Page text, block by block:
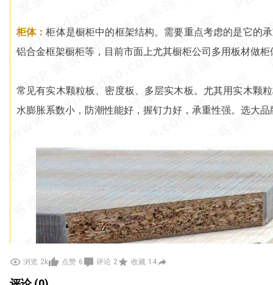
柜体：柜体是橱柜中的框架结构。需要重点考虑的是它的
铝合金框架橱柜等，目前市面上尤其橱柜公司多用板材做柜
常见有实木颗粒板、密度板、多层实木板。尤其用实木颗
水膨胀系数小，防潮性能好，握钉力好，承重性强。选大
浏览 2k 点赞 6 评论 2 收藏 14